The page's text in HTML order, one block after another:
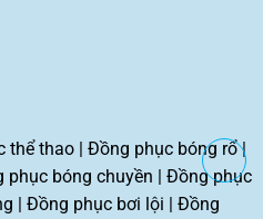
thể thao| Đồng phục bóng rổ|
phục bóng chuyền | Đồng phục
| Đồng phục bơi lội | Đồng